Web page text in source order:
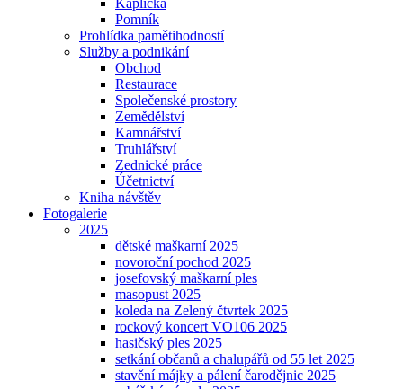
Kaplička
Pomník
Prohlídka pamětihodností
Služby a podnikání
Obchod
Restaurace
Společenské prostory
Zemědělství
Kamnářství
Truhlářství
Zednické práce
Účetnictví
Kniha návštěv
Fotogalerie
2025
dětské maškarní 2025
novoroční pochod 2025
josefovský maškarní ples
masopust 2025
koleda na Zelený čtvrtek 2025
rockový koncert VO106 2025
hasičský ples 2025
setkání občanů a chalupářů od 55 let 2025
stavění májky a pálení čarodějnic 2025